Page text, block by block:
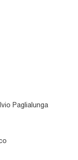
Paglialunga